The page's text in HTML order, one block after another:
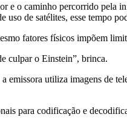
e o caminho percorrido pela
de satélites, esse tempo
fatores físicos impõem
culpar o Einstein”, brinca.
utiliza imagens de
para codificação e